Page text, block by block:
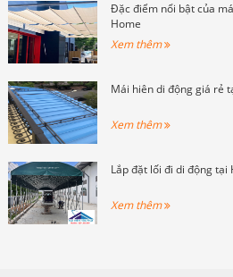
Đặc điểm nổi bật của
Home
Xem thêm
Mái hiên di động giá rẻ
Xem thêm
Lắp đặt lối đi di động tại
Xem thêm